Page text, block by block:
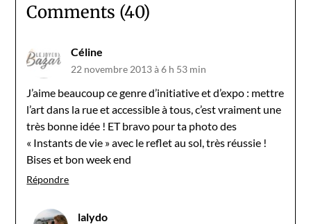
Comments (40)
Céline
22 novembre 2013 à 6 h 53 min
J’aime beaucoup ce genre d’initiative et d’expo : mettre
l’art dans la rue et accessible à tous, c’est vraiment une
très bonne idée ! ET bravo pour ta photo des
« Instants de vie » avec le reflet au sol, très réussie !
Bises et bon week end
Répondre
lalydo